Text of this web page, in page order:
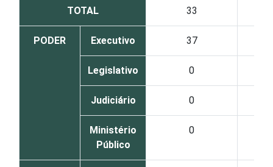
TOTAL 33
PODER Executivo 37
Legislativo 0
Judiciário 0
Ministério
Público
0